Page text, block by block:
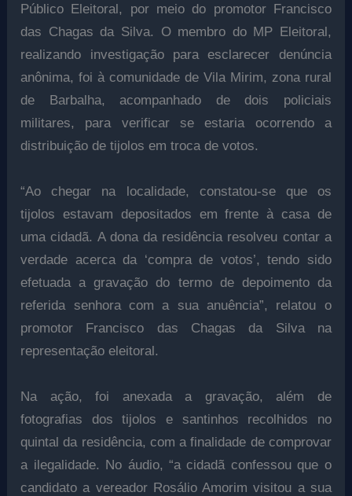
Público Eleitoral, por meio do promotor Francisco
das Chagas da Silva. O membro do MP Eleitoral,
realizando investigação para esclarecer denúncia
anônima, foi à comunidade de Vila Mirim, zona rural
de Barbalha, acompanhado de dois policiais
militares, para verificar se estaria ocorrendo a
distribuição de tijolos em troca de votos.
“Ao chegar na localidade, constatou-se que os
tijolos estavam depositados em frente à casa de
uma cidadã. A dona da residência resolveu contar a
verdade acerca da ‘compra de votos’, tendo sido
efetuada a gravação do termo de depoimento da
referida senhora com a sua anuência”, relatou o
promotor Francisco das Chagas da Silva na
representação eleitoral.
Na ação, foi anexada a gravação, além de
fotografias dos tijolos e santinhos recolhidos no
quintal da residência, com a finalidade de comprovar
a ilegalidade. No áudio, “a cidadã confessou que o
candidato a vereador Rosálio Amorim visitou a sua